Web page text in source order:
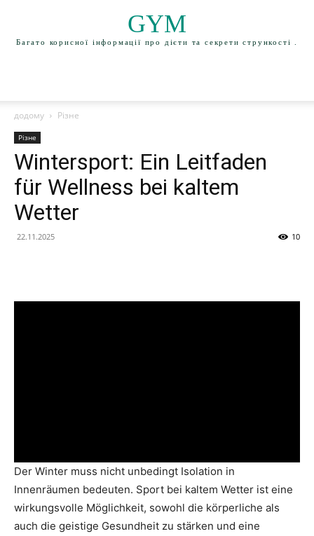
GYM
Багато корисної інформації про дієти та секрети стрункості .
додому Різне
Різне
Wintersport: Ein Leitfaden
für Wellness bei kaltem
Wetter
22.11.2025 10
Der Winter muss nicht unbedingt Isolation in
Innenräumen bedeuten. Sport bei kaltem Wetter ist eine
wirkungsvolle Möglichkeit, sowohl die körperliche als
auch die geistige Gesundheit zu stärken und eine